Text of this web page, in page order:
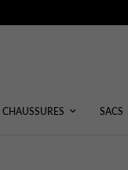
CHAUSSURES SACS